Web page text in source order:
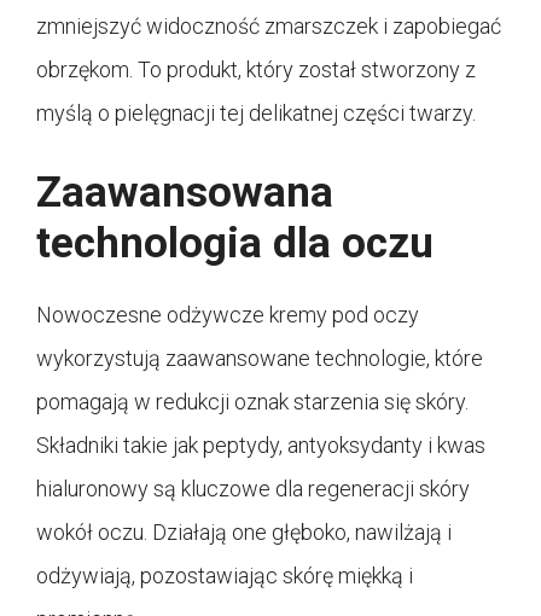
zmniejszyć widoczność zmarszczek i zapobiegać
obrzękom. To produkt, który został stworzony z
myślą o pielęgnacji tej delikatnej części twarzy.
Zaawansowana
technologia dla oczu
Nowoczesne odżywcze kremy pod oczy
wykorzystują zaawansowane technologie, które
pomagają w redukcji oznak starzenia się skóry.
Składniki takie jak peptydy, antyoksydanty i kwas
hialuronowy są kluczowe dla regeneracji skóry
wokół oczu. Działają one głęboko, nawilżają i
odżywiają, pozostawiając skórę miękką i